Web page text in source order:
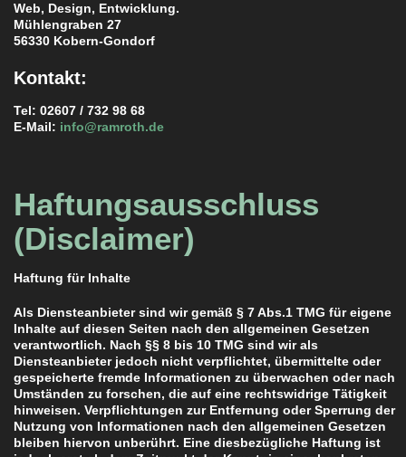
Web, Design, Entwicklung.
Mühlengraben 27
56330 Kobern-Gondorf
Kontakt:
Tel: 02607 / 732 98 68
E-Mail: info@ramroth.de
Haftungsausschluss
(Disclaimer)
Haftung für Inhalte
Als Diensteanbieter sind wir gemäß § 7 Abs.1 TMG für eigene
Inhalte auf diesen Seiten nach den allgemeinen Gesetzen
verantwortlich. Nach §§ 8 bis 10 TMG sind wir als
Diensteanbieter jedoch nicht verpflichtet, übermittelte oder
gespeicherte fremde Informationen zu überwachen oder nach
Umständen zu forschen, die auf eine rechtswidrige Tätigkeit
hinweisen. Verpflichtungen zur Entfernung oder Sperrung der
Nutzung von Informationen nach den allgemeinen Gesetzen
bleiben hiervon unberührt. Eine diesbezügliche Haftung ist